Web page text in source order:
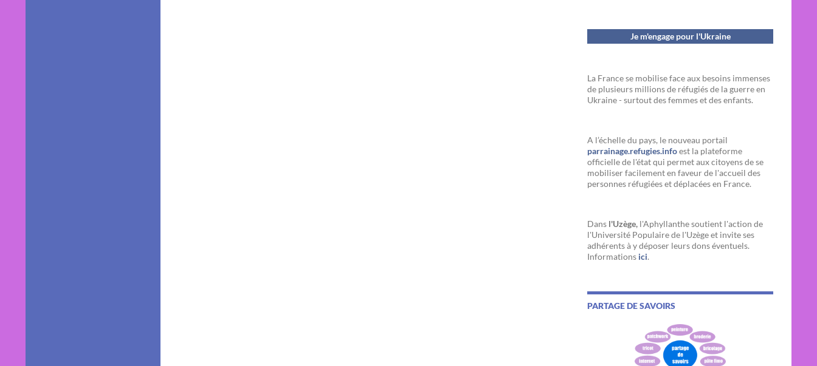
Je m'engage pour l'Ukraine
La France se mobilise face aux besoins immenses
de plusieurs millions de réfugiés de la guerre en
Ukraine - surtout des femmes et des enfants.
A l’échelle du pays, le nouveau portail
parrainage.refugies.infoest la plateforme
officielle de l'état qui permet aux citoyens de se
mobiliser facilement en faveur de l'accueil des
personnes réfugiées et déplacées en France.
Dans l'Uzège, l'Aphyllanthe soutient l'action de
l'Université Populaire de l'Uzège et invite ses
adhérents à y déposer leurs dons éventuels.
Informations ici.
PARTAGE DE SAVOIRS